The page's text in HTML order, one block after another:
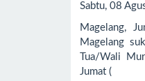
Sabtu, 08
Magelang,
Magelang
Tua/Wali
Jumat (